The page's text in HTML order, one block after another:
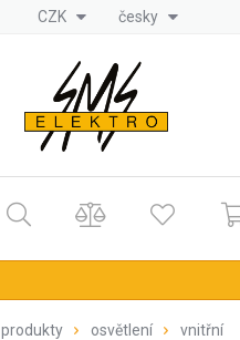
CZK česky
produkty osvětlení
vnitřní